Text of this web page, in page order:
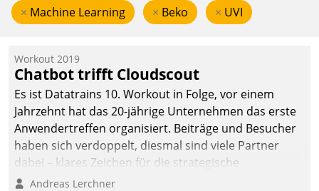
× Machine Learning × Beko × UVI
Workout 2019
Chatbot trifft Cloudscout
Es ist Datatrains 10. Workout in Folge, vor einem
Jahrzehnt hat das 20-jährige Unternehmen das erste
Anwendertreffen organisiert. Beiträge und Besucher
haben sich verdoppelt, diesmal sind viele Partner
dabei – klares Zeichen für die strategische
Fokussierung auf den Kunden.
Andreas Lerchner